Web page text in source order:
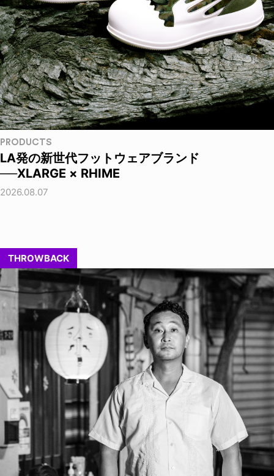
PRODUCTS
LA発の新世代フットウェアブランド
──XLARGE × RHIME
2026.08.07
THROWBACK